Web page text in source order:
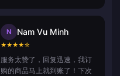
N Nam Vu Minh
★★★★☆
服务太赞了，回复迅速，我订
购的商品马上就到账了！下次